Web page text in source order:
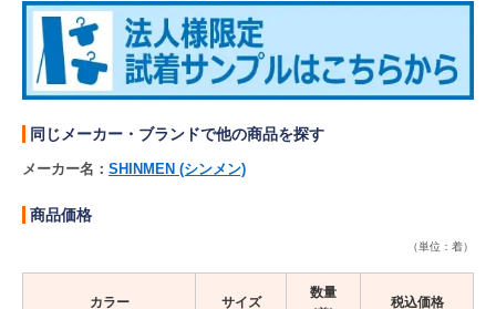
同じメーカー・ブランドで他の商品を探す
メーカー名： SHINMEN (シンメン)
商品価格
（単位：着）
カラー サイズ
数量
税込価格